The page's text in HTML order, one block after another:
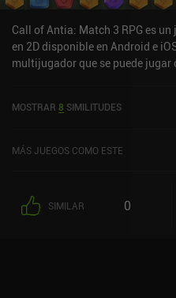
Call of Antia: Match 3 RPG es
en 2D disponible en Android e
multijugador que se puede
en la App Store de iOS.
MOSTRAR 8 SIMILITUDES
MÁS JUEGOS COMO ESTE
SIMILAR 0